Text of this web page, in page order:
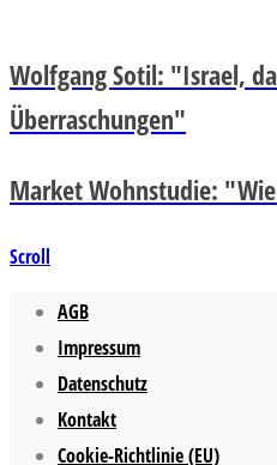
Wolfgang Sotil: "Israel,
Überraschungen"
Market Wohnstudie:
Scroll
AGB
Impressum
Datenschutz
Kontakt
Cookie-Richtlinie (EU)